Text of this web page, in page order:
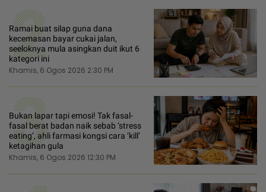
2
Ramai buat silap guna dana
kecemasan bayar cukai jalan,
seeloknya mula asingkan duit ikut 6
kategori ini
Khamis, 6 Ogos 2026 2:30 PM
3
Bukan lapar tapi emosi! Tak fasal-
fasal berat badan naik sebab ‘stress
eating’, ahli farmasi kongsi cara ‘kill’
ketagihan gula
Khamis, 6 Ogos 2026 12:30 PM